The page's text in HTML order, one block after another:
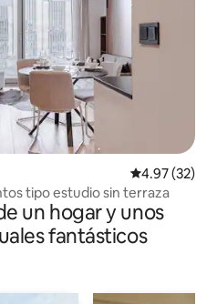
Calificación
4.97 (32)
tipo estudio sin terraza
un hogar y unos
fantásticos